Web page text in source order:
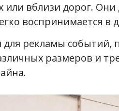
или вблизи дорог.
воспринимается в
для рекламы событий,
размеров и